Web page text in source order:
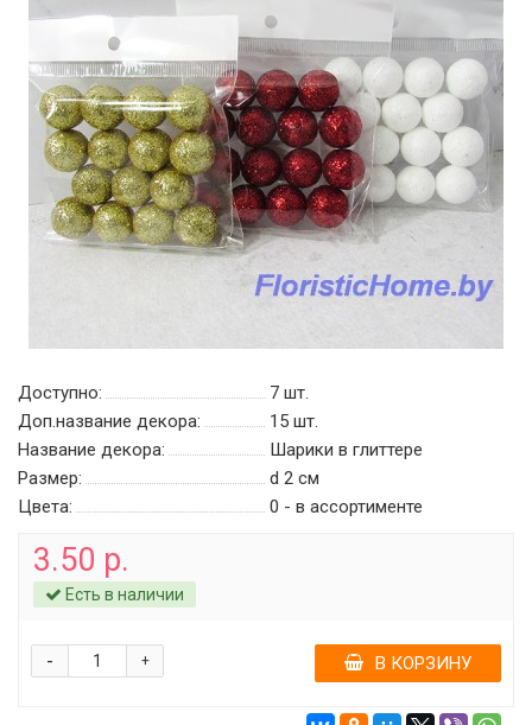
Доступно: 7 шт.
Доп.название декора:
15 шт.
Название декора:
Шарики в глиттере
Размер:
d 2 см
Цвета:
0 - в ассортименте
3.50 р.
Есть в наличии
+
- В КОРЗИНУ